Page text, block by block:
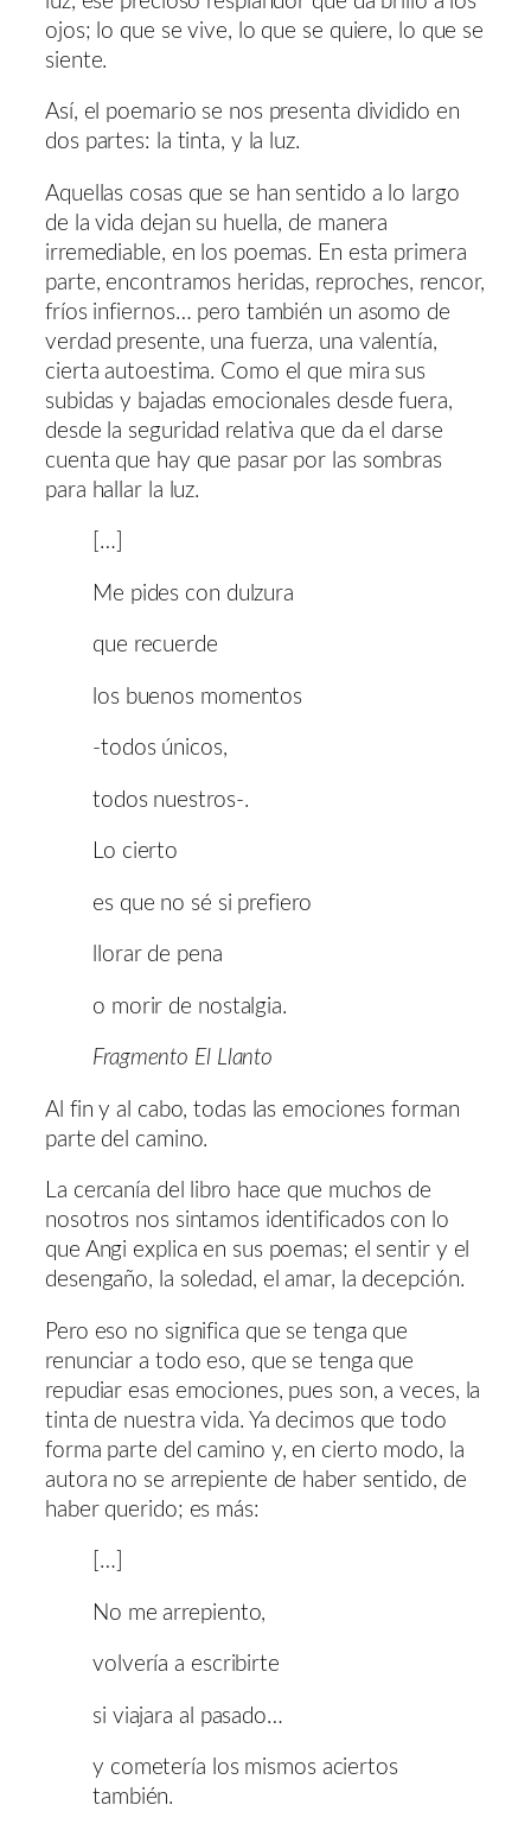
ojos; lo que se vive, lo que se quiere, lo que se
siente.
Así, el poemario se nos presenta dividido en
dos partes: la tinta, y la luz.
Aquellas cosas que se han sentido a lo largo
de la vida dejan su huella, de manera
irremediable, en los poemas. En esta primera
parte, encontramos heridas, reproches, rencor,
fríos infiernos… pero también un asomo de
verdad presente, una fuerza, una valentía,
cierta autoestima. Como el que mira sus
subidas y bajadas emocionales desde fuera,
desde la seguridad relativa que da el darse
cuenta que hay que pasar por las sombras
para hallar la luz.
[…]
Me pides con dulzura
que recuerde
los buenos momentos
-todos únicos,
todos nuestros-.
Lo cierto
es que no sé si prefiero
llorar de pena
o morir de nostalgia.
Fragmento El Llanto
Al fin y al cabo, todas las emociones forman
parte del camino.
La cercanía del libro hace que muchos de
nosotros nos sintamos identificados con lo
que Angi explica en sus poemas; el sentir y el
desengaño, la soledad, el amar, la decepción.
Pero eso no significa que se tenga que
renunciar a todo eso, que se tenga que
repudiar esas emociones, pues son, a veces, la
tinta de nuestra vida. Ya decimos que todo
forma parte del camino y, en cierto modo, la
autora no se arrepiente de haber sentido, de
haber querido; es más:
[…]
No me arrepiento,
volvería a escribirte
si viajara al pasado…
y cometería los mismos aciertos
también.